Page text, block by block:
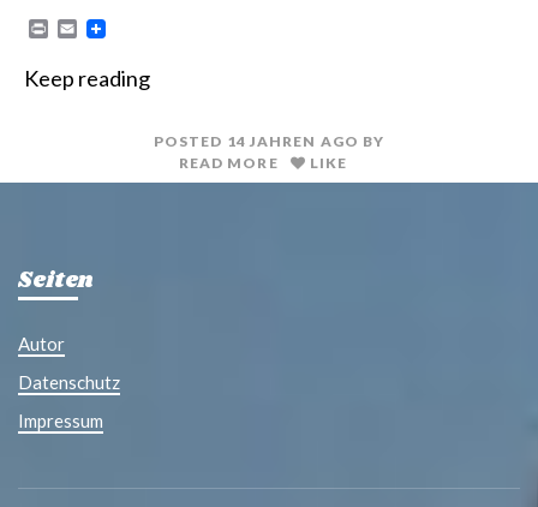
P
n
E
i
Keep reading
POSTED 14 JAHREN AGO BY
READ MORE
LIKE
Seiten
Autor
Datenschutz
Impressum